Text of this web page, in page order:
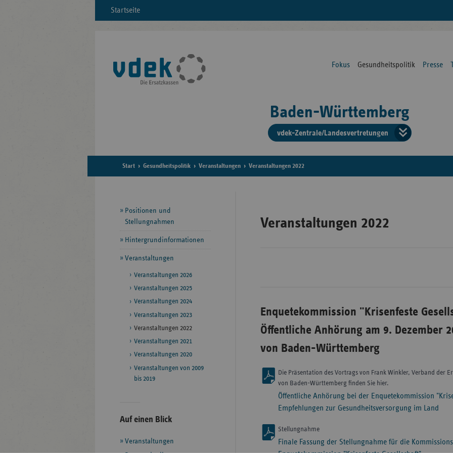
Startseite
Fokus Gesundheitspolitik Presse
Baden-Württemberg
vdek-Zentrale/Landesvertretungen
der
Start Gesundheitspolitik Veranstaltungen Veranstaltungen 2022
Veranstaltungen 2022
Enquetekommission "Krisenfeste
Öffentliche Anhörung am 9. Dezember
von Baden-Württemberg
Die Präsentation des Vortrags von Frank Winkler, Verband der
von Baden-Württemberg finden Sie hier.
Öffentliche Anhörung bei der Enquetekommission
Empfehlungen zur Gesundheitsversorgung im Land
Stellungnahme
Finale Fassung der Stellungnahme für die
Seitennavigation
Positionen und
Stellungnahmen
Hintergrundinformationen
Veranstaltungen
Veranstaltungen 2026
Veranstaltungen 2025
Veranstaltungen 2024
Veranstaltungen 2023
Veranstaltungen 2022
Veranstaltungen 2021
Veranstaltungen 2020
Veranstaltungen von 2009
bis 2019
Seitenleiste
weiteren
Auf einen Blick
Veranstaltungen